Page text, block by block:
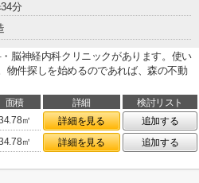
分
脳神経内科クリニックがあります。使い
物件探しを始めるのであれば、森の不動
面積 詳細
検討リスト
㎡ 詳細を見る
追加する
㎡ 詳細を見る 追加する